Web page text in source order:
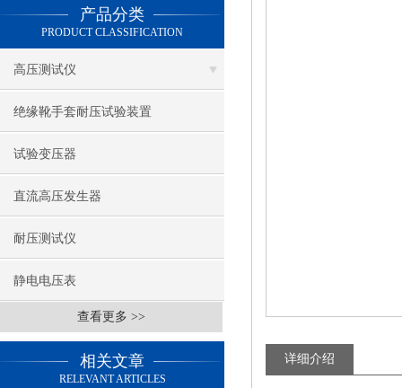
产品分类
PRODUCT CLASSIFICATION
高压测试仪
绝缘靴手套耐压试验装置
试验变压器
直流高压发生器
耐压测试仪
静电电压表
查看更多 >>
相关文章
RELEVANT ARTICLES
详细介绍